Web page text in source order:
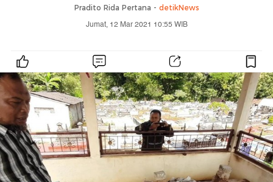
Pradito Rida Pertana - detikNews
Jumat, 12 Mar 2021 10:55 WIB